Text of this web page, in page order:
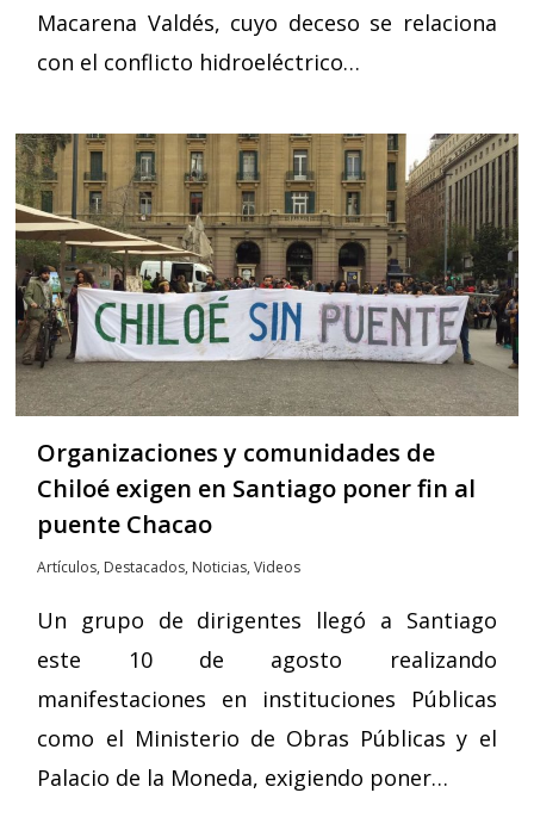
Macarena Valdés, cuyo deceso se relaciona
con el conflicto hidroeléctrico…
Organizaciones y comunidades de
Chiloé exigen en Santiago poner fin al
puente Chacao
Artículos, Destacados, Noticias,Videos
Un grupo de dirigentes llegó a Santiago
este 10 de agosto realizando
manifestaciones en instituciones Públicas
como el Ministerio de Obras Públicas y el
Palacio de la Moneda, exigiendo poner…